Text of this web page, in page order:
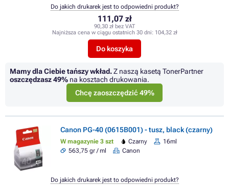
111,07 zł
90,30 zł bez VAT
Najniższa cena w ciągu ostatnich 30 dni: 104,32 zł
Do koszyka
Do jakich drukarek jest to odpowiedni produkt?
Mamy dla Ciebie tańszy wkład.Z naszą kasetą TonerPartner
oszczędzasz49% na kosztach drukowania.
Chcę zaoszczędzić 49%
Canon PG-40 (0615B001) - tusz, black (czarny)
W magazynie 3 szt Czarny
16ml
563,75 gr / ml
Canon
Do jakich drukarek jest to odpowiedni produkt?